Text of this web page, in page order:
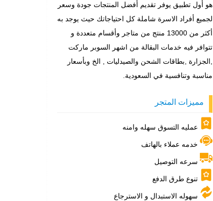
هو أول تطبيق يوفر تقديم أفضل المنتجات جودة وسعر
لجميع أفراد الاسرة شاملة كل احتياجاتك حيث يوجد به
أكثر من 13000 منتج من متاجر وأقسام متعددة و
تتوافر فيه خدمات البقالة من اشهر السوبر ماركت
,الجزارة ,بطاقات الشحن والصيدليات , الخ وبأسعار
مناسبة وتنافسية في السعودية.
مميزات المتجر
عمليه التسوق سهله وامنه
خدمه عملاء بالهاتف
سرعه التوصيل
تنوع طرق الدفع
سهوله الاستبدال و الاسترجاع